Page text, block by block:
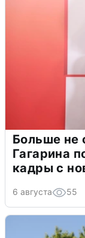
Больше не
Гагарина
кадры с
6 августа 55